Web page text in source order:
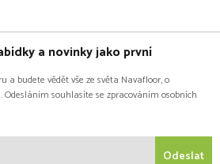
a novinky jako první
a budete vědět vše ze světa Navafloor, o
souhlasíte se zpracováním osobních
Odeslat